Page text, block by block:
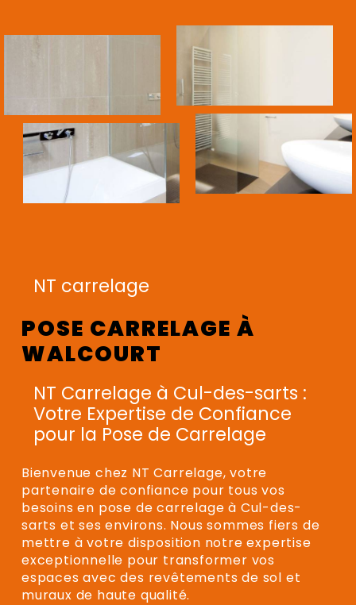
NT carrelage
POSE CARRELAGE À
WALCOURT
NT Carrelage à Cul-des-sarts :
Votre Expertise de Confiance
pour la Pose de Carrelage
Bienvenue chez NT Carrelage, votre
partenaire de confiance pour tous vos
besoins en pose de carrelage à Cul-des-
sarts et ses environs. Nous sommes fiers de
mettre à votre disposition notre expertise
exceptionnelle pour transformer vos
espaces avec des revêtements de sol et
muraux de haute qualité.